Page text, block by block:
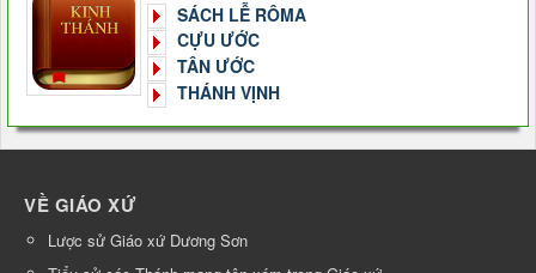
SÁCH LỄ RÔMA
CỰU ƯỚC
TÂN ƯỚC
THÁNH VỊNH
VỀ GIÁO XỨ
Lược sử Giáo xứ Dương Sơn